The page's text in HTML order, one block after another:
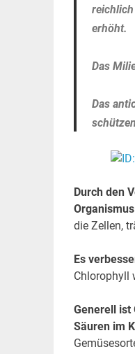
erhöht.
Das
Das
Durch den
die Zellen,
Es
Chlorophyll
Generell ist
Säuren im